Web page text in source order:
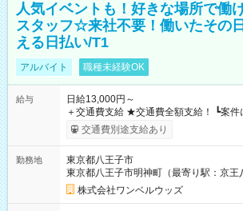
人気イベントも！好きな場所で働
スタッフ☆来社不要！働いたその
える日払い/T1
アルバイト 職種未経験OK
給与
日給13,000円～
＋交通費支給 ★交通費全額支給！ ┗案件により規定あり ★日払
いOK！（規定あり） ┗働いたその日に
ンビニATMから 日払い分を引き落とせます！ 【試用
交通費別途支給あり
勤務地
東京都八王子市
東京都八王子市明神町（最寄り駅：京王
株式会社ワンベルウッズ